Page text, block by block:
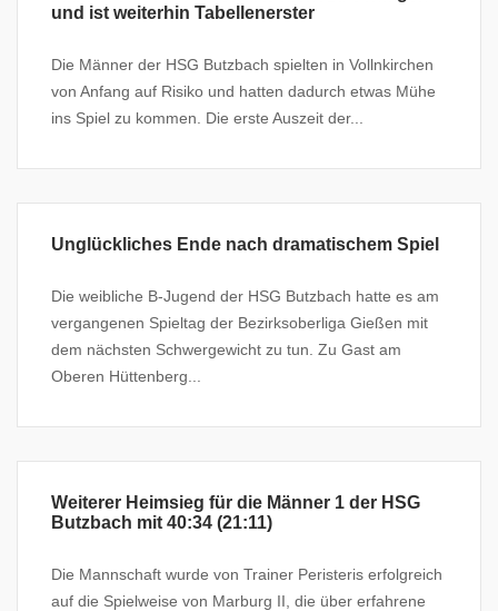
und ist weiterhin Tabellenerster
Die Männer der HSG Butzbach spielten in Vollnkirchen
von Anfang auf Risiko und hatten dadurch etwas Mühe
ins Spiel zu kommen. Die erste Auszeit der...
Unglückliches Ende nach dramatischem Spiel
Die weibliche B-Jugend der HSG Butzbach hatte es am
vergangenen Spieltag der Bezirksoberliga Gießen mit
dem nächsten Schwergewicht zu tun. Zu Gast am
Oberen Hüttenberg...
Weiterer Heimsieg für die Männer 1 der HSG
Butzbach mit 40:34 (21:11)
Die Mannschaft wurde von Trainer Peristeris erfolgreich
auf die Spielweise von Marburg II, die über erfahrene